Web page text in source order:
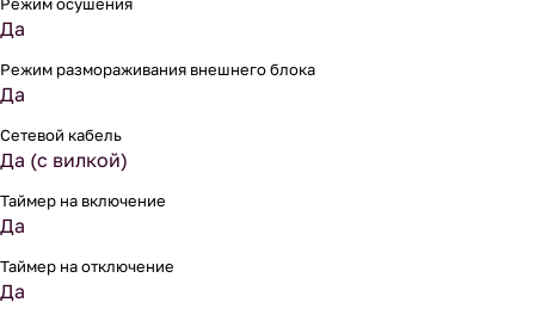
Да
Режим размораживания внешнего блока
Да
Сетевой кабель
Да (с вилкой)
Таймер на включение
Да
Таймер на отключение
Да